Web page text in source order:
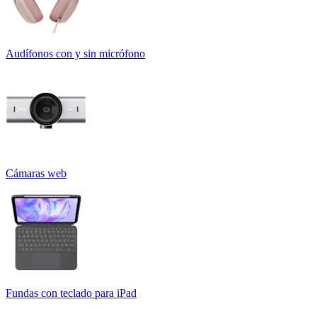
Audífonos con y sin micrófono
Cámaras web
Fundas con teclado para iPad